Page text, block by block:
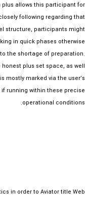
allows this participant for
following regarding that
structure, participants might
in quick phases otherwise
the shortage of preparation.
plus set space, as well
mostly marked via the user’s
running within these precise
operational conditions.
in order to Aviator title Web